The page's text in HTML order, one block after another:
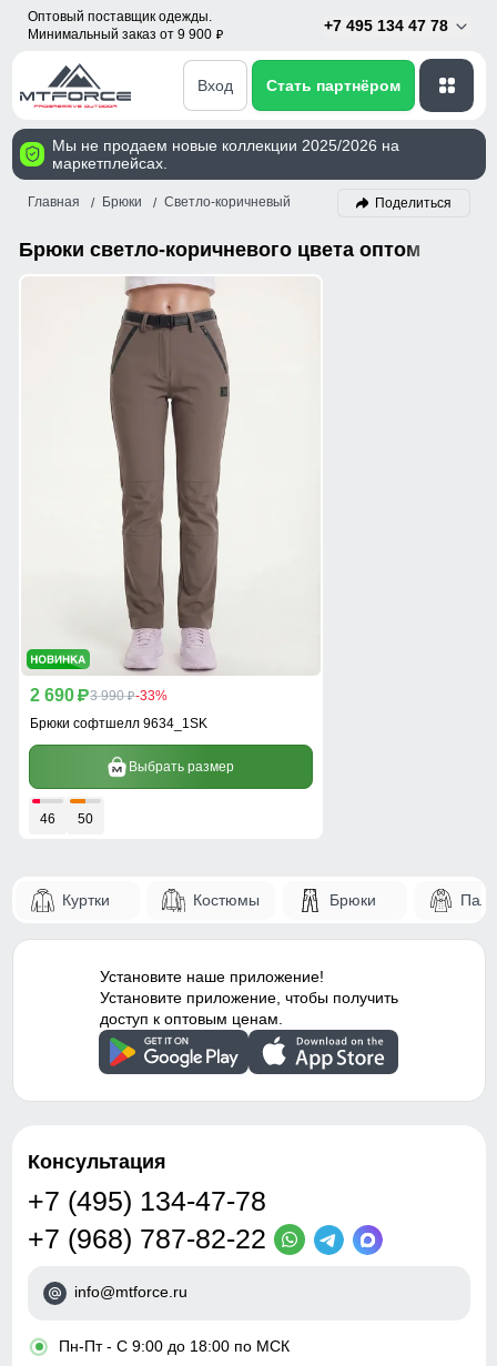
Оптовый поставщик одежды.
Минимальный заказ от 9 900 p
+7 495 134 47 78
Вход Стать партнёром
Мы не продаем новые коллекции 2025/2026 на
маркетплейсах.
Главная Брюки Светло-коричневый Поделиться
Брюки светло-коричневого цвета оптом
2 690 p3 990 p-33%
Брюки софтшелл 9634_1SK
Выбрать размер
46 50
Куртки Костюмы Брюки
Установите наше приложение!
Установите приложение, чтобы получить
доступ к оптовым ценам.
Консультация
+7 (495) 134-47-78
+7 (968) 787-82-22
info@mtforce.ru
• Пн-Пт - С 9:00 до 18:00 по МСК